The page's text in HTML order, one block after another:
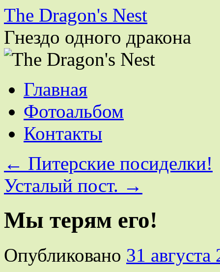
The Dragon's Nest
Гнездо одного дракона
Перейти
содержимому
Главная
Фотоальбом
Контакты
← Питерские посиделки!
Усталый пост. →
Мы терям его!
Опубликовано 31 августа